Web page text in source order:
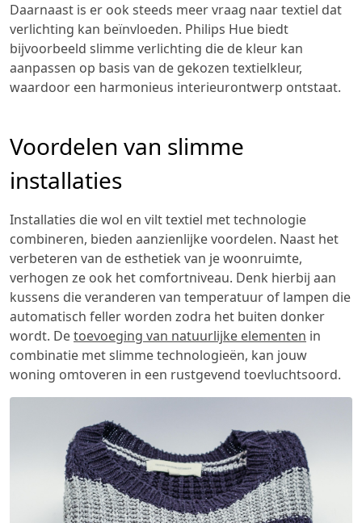
Daarnaast is er ook steeds meer vraag naar textiel dat
verlichting kan beïnvloeden. Philips Hue biedt
bijvoorbeeld slimme verlichting die de kleur kan
aanpassen op basis van de gekozen textielkleur,
waardoor een harmonieus interieurontwerp ontstaat.
Voordelen van slimme
installaties
Installaties die wol en vilt textiel met technologie
combineren, bieden aanzienlijke voordelen. Naast het
verbeteren van de esthetiek van je woonruimte,
verhogen ze ook het comfortniveau. Denk hierbij aan
kussens die veranderen van temperatuur of lampen die
automatisch feller worden zodra het buiten donker
wordt. Detoevoeging van natuurlijke elementen in
combinatie met slimme technologieën, kan jouw
woning omtoveren in een rustgevend toevluchtsoord.